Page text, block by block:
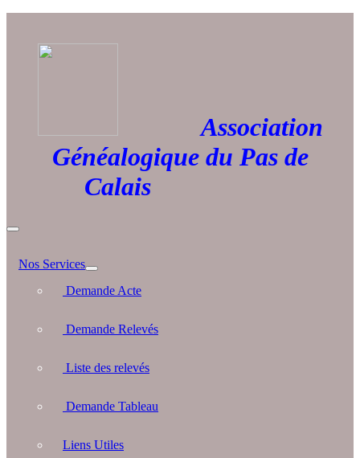
Association
Généalogique du Pas de
Calais
Nos Services
Demande Acte
Demande Relevés
Liste des relevés
Demande Tableau
Liens Utiles